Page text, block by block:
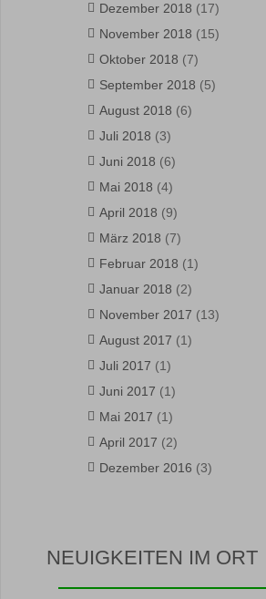
Dezember 2018 (17)
November 2018 (15)
Oktober 2018 (7)
September 2018 (5)
August 2018 (6)
Juli 2018 (3)
Juni 2018 (6)
Mai 2018 (4)
April 2018 (9)
März 2018 (7)
Februar 2018 (1)
Januar 2018 (2)
November 2017 (13)
August 2017 (1)
Juli 2017 (1)
Juni 2017 (1)
Mai 2017 (1)
April 2017 (2)
Dezember 2016 (3)
NEUIGKEITEN IM ORT